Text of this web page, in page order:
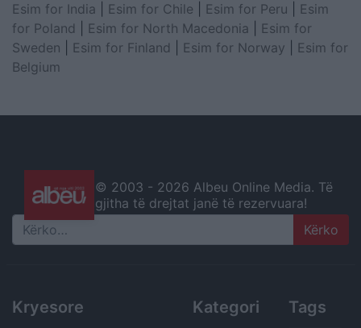
Esim for India
Esim for Chile Esim for Peru
Esim
for Poland
Esim for North Macedonia
Esim for
Sweden
Esim for Finland Esim for Norway
Esim for
Belgium
© 2003 - 2026 Albeu Online Media. Të
gjitha të drejtat janë të rezervuara!
Search
Kryesore Kategori Tags